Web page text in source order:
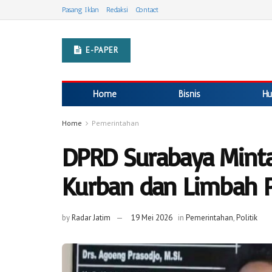
Pasang Iklan Redaksi Contact
E-PAPER
Home Bisnis
Home Pemerintahan
DPRD Surabaya
Kurban dan
byRadar Jatim 19 Mei 2026 in Pemerintahan,Politik